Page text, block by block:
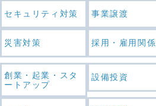
セキュリティ対策 事業譲渡
災害対策 採用・雇用関係
創業・起業・スタ
ートアップ
設備投資